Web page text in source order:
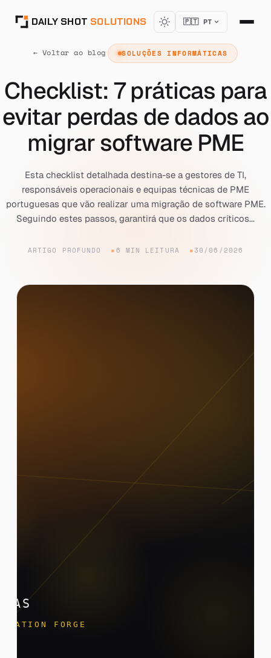
DAILY SHOT SOLUTIONS 🇵🇹 PT
← Voltar ao blog SOLUÇÕES INFORMÁTICAS
Checklist: 7 práticas para
evitar perdas de dados ao
migrar software PME
Esta checklist detalhada destina-se a gestores de TI,
responsáveis operacionais e equipas técnicas de PME
portuguesas que vão realizar uma migração de software PME.
Seguindo estes passos, garantirá que os dados críticos...
ARTIGO PROFUNDO 6 MIN LEITURA 30/06/2026